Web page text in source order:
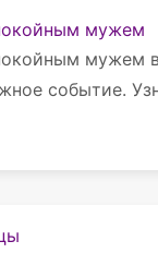
мужем
мужем
событие.